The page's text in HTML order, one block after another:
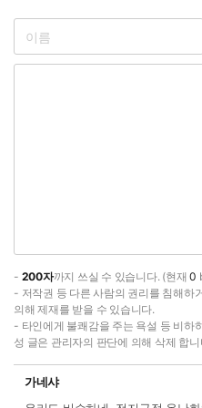
- 200자까지 쓰실 수 있습니다. (현재0
- 저작권 등 다른 사람의 권리를 침해하
의해 제재를 받을 수 있습니다.
- 타인에게 불쾌감을 주는 욕설 등 비하
성 글은 관리자의 판단에 의해 삭제 합니
가네샤